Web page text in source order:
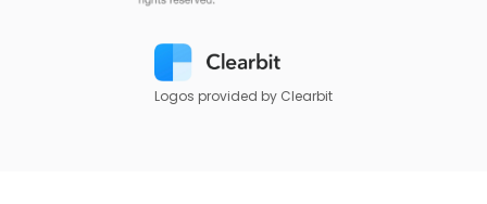
Logos provided by Clearbit